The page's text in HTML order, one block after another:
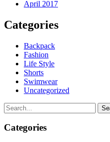
April 2017
Categories
Backpack
Fashion
Life Style
Shorts
Swimwear
Uncategorized
Categories